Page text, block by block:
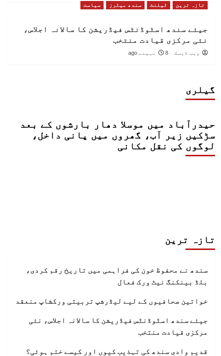
تازہ ترین ٹیلنٹ سندھ میٹرز سیاست
جیئے سندھ اسٹوڈنٹس فیڈریشن کا سالانہ اجلاس،
نئی مرکزی قیادت منتخب
ویب ڈیسک 8 مہینے ago
گیلری
حیدرآباد میں موسلا دھار بارشوں کے بعد
سڑکیں زیر آب، گھروں میں پانی داخل،
لوگوں کی نقل مکانی
تازہ ترین
سندھ نے محفوظ خون کی فراہمی میں تاریخ رقم کردی،
بلڈ بینکنگ نیٹ ورک فعال
خواتین صحافیوں کے لیے لیڈرشپ تربیتی ورکشاپ منعقد
جیئے سندھ اسٹوڈنٹس فیڈریشن کا سالانہ اجلاس، نئی
مرکزی قیادت منتخب
قدیم وادی سندھ کی تہذیب کیوں اور کیسے ختم ہوئی؟